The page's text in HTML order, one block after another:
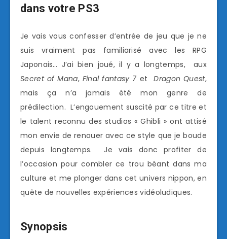
dans votre PS3
Je vais vous confesser d’entrée de jeu que je ne
suis vraiment pas familiarisé avec les RPG
Japonais… J’ai bien joué, il y a longtemps, aux
Secret of Mana, Final fantasy 7 etDragon Quest,
mais ça n’a jamais été mon genre de
prédilection. L’engouement suscité par ce titre et
le talent reconnu des studios « Ghibli » ont attisé
mon envie de renouer avec ce style que je boude
depuis longtemps. Je vais donc profiter de
l’occasion pour combler ce trou béant dans ma
culture et me plonger dans cet univers nippon, en
quête de nouvelles expériences vidéoludiques.
Synopsis